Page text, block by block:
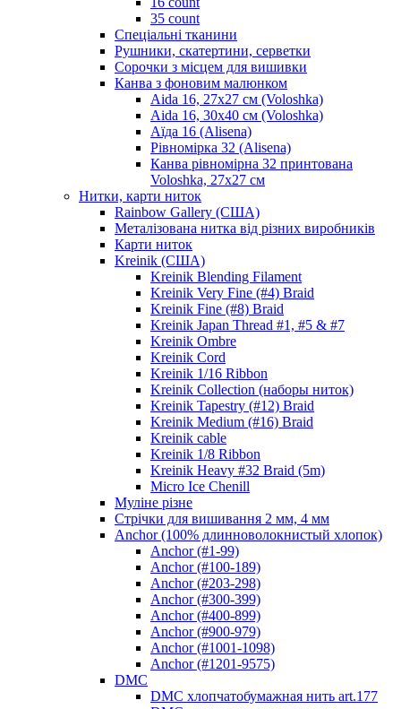
35 count
Спеціальні тканини
Рушники, скатертини, серветки
Сорочки з місцем для вишивки
Канва з фоновим малюнком
Aida 16, 27х27 см (Voloshka)
Aida 16, 30х40 см (Voloshka)
Аїда 16 (Alisena)
Рівномірка 32 (Alisena)
Канва рівномірна 32 принтована
Voloshka, 27х27 см
Нитки, карти ниток
Rainbow Gallery (США)
Металізована нитка від різних виробників
Карти ниток
Kreinik (США)
Kreinik Blending Filament
Kreinik Very Fine (#4) Braid
Kreinik Fine (#8) Braid
Kreinik Japan Thread #1, #5 & #7
Kreinik Ombre
Kreinik Cord
Kreinik 1/16 Ribbon
Kreinik Collection (наборы ниток)
Kreinik Tapestry (#12) Braid
Kreinik Medium (#16) Braid
Kreinik cable
Kreinik 1/8 Ribbon
Kreinik Heavy #32 Braid (5m)
Micro Ice Chenill
Муліне різне
Стрічки для вишивання 2 мм, 4 мм
Anchor (100% длинноволокнистый хлопок)
Anchor (#1-99)
Anchor (#100-189)
Anchor (#203-298)
Anchor (#300-399)
Anchor (#400-899)
Anchor (#900-979)
Anchor (#1001-1098)
Anchor (#1201-9575)
DMC
DMC хлопчатобумажная нить art.177